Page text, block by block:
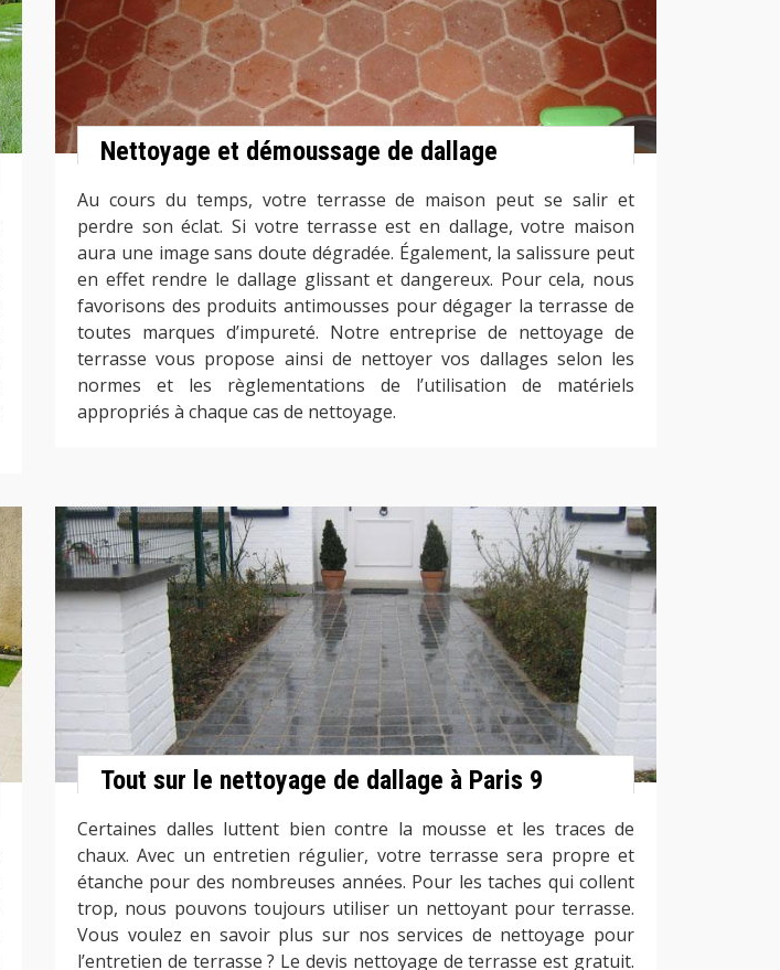
Nettoyage et démoussage de dallage
Au cours du temps, votre terrasse de maison peut se salir et
perdre son éclat. Si votre terrasse est en dallage, votre maison
aura une image sans doute dégradée. Également, la salissure peut
en effet rendre le dallage glissant et dangereux. Pour cela, nous
favorisons des produits antimousses pour dégager la terrasse de
toutes marques d’impureté. Notre entreprise de nettoyage de
terrasse vous propose ainsi de nettoyer vos dallages selon les
normes et les règlementations de l’utilisation de matériels
appropriés à chaque cas de nettoyage.
Tout sur le nettoyage de dallage à Paris 9
Certaines dalles luttent bien contre la mousse et les traces de
chaux. Avec un entretien régulier, votre terrasse sera propre et
étanche pour des nombreuses années. Pour les taches qui collent
trop, nous pouvons toujours utiliser un nettoyant pour terrasse.
Vous voulez en savoir plus sur nos services de nettoyage pour
l’entretien de terrasse ? Le devis nettoyage de terrasse est gratuit.